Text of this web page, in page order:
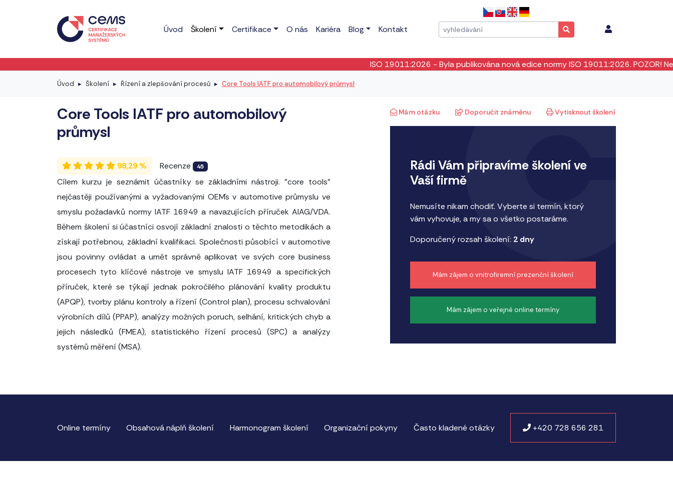
Úvod Školení Certifikace O nás Kariéra Blog Kontakt
- Byla publikována nová edice normy ISO 19011:2026. POZOR! Neexistuje
Úvod Školení Řízení a zlepšování procesů Core Tools IATF pro automobilový průmysl
Core Tools IATF pro automobilový
průmysl
98,29 % Recenze 45
Cílem kurzu je seznámit účastníky se základními nástroji. "core tools"
nejčastěji používanými a vyžadovanými OEM´s v automotive průmyslu ve
smyslu požadavků normy IATF 16949 a navazujících příruček AIAG/VDA.
Během školení si účastníci osvojí základní znalosti o těchto metodikách a
získají potřebnou, základní kvalifikaci. Společnosti působící v automotive
jsou povinny ovládat a umět správně aplikovat ve svých core business
procesech tyto klíčové nástroje ve smyslu IATF 16949 a specifických
příruček, které se týkají jednak pokročilého plánování kvality produktu
(APQP), tvorby plánu kontroly a řízení (Control plan), procesu schvalování
výrobních dílů (PPAP), analýzy možných poruch, selhání, kritických chyb a
jejich následků (FMEA), statistického řízení procesů (SPC) a analýzy
systémů měření (MSA).
Mám otázku Doporučit známénu Vytisknout školení
Rádi Vám připravíme školení ve
Vaší firmě
Nemusíte nikam chodiť. Vyberte si termín, ktorý
vám vyhovuje, a my sa o všetko postaráme.
Doporučený rozsah školení: 2 dny
Mám zájem o vnitrofiremní prezenční školení
Mám zájem o veřejné online termíny
Online termíny Obsahová náplň školení Harmonogram školení Organizační pokyny Často kladené otázky +420 728 656 281